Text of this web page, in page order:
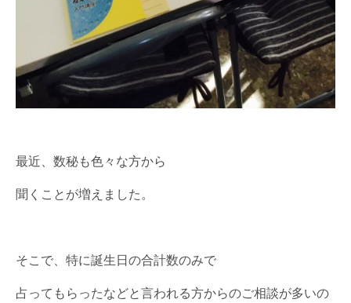
最近、数秘も色々な方から
聞くことが増えました。
そこで、特に誕生日の合計数のみで
占ってもらったなどと言われる方からのご相談が多いの